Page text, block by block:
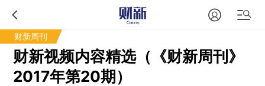
财新周刊
财新视频内容精选（《财新周刊》
2017年第20期）